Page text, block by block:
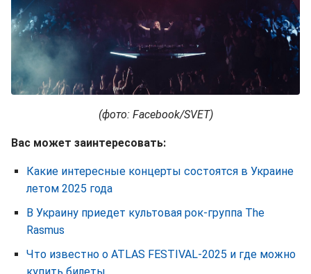
(фото: Facebook/SVET)
Вас может заинтересовать:
Какие интересные концерты состоятся в Украине
летом 2025 года
В Украину приедет культовая рок-группа The
Rasmus
Что известно о ATLAS FESTIVAL-2025 и где можно